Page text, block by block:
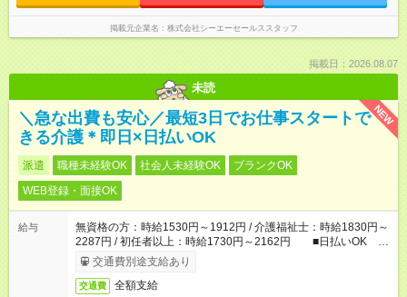
掲載元企業名 株式会社シーエーセールススタッフ
掲載日：2026.08.07
未読
NEW
＼急な出費も安心／最短3日でお仕事スタートで
きる介護＊即日×日払いOK
派遣 職種未経験OK 社会人未経験OK
ブランクOK
WEB登録・面接OK
給与
無資格の方：時給1530円～1912円 / 介護福祉士：時給1830円～
2287円 / 初任者以上：時給1730円～2162円 ■日払いOK ■
日収例：1万2240円（時給1530円×8h）
交通費別途支給あり
交通費 全額支給